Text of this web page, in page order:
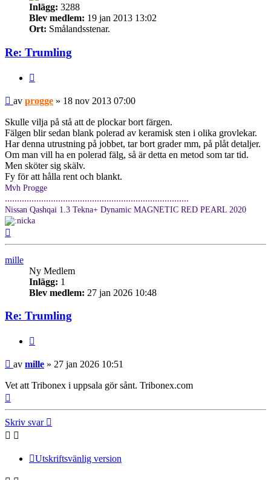
Inlägg: 3288
Blev medlem: 19 jan 2013 13:02
Ort: Smålandsstenar.
Re: Trumling
Inlägg
av progge » 18 nov 2013 07:00
Skulle vilja på stå att de plockar bort färgen.
Fälgen blir sedan blank polerad av keramisk sten i olika grovlekar.
Har denna utrustning på jobbet, tar bort grader mm, på plåt detaljer.
Om man vill ha en polerad fälg, så är detta en metod som tar tid.
Men sköter sig skälv.
Fy för att hålla rent och blankt.
Mvh Progge
............................................................................
Nissan Qashqai 1.3 Tekna+ Dynamic MAGNETIC RED PEARL 2020
mille
Ny Medlem
Inlägg: 1
Blev medlem: 27 jan 2026 10:48
Re: Trumling
Inlägg
av mille » 27 jan 2026 10:51
Vet att Tribonex i uppsala gör sånt. Tribonex.com
Skriv svar
Utskriftsvänlig version